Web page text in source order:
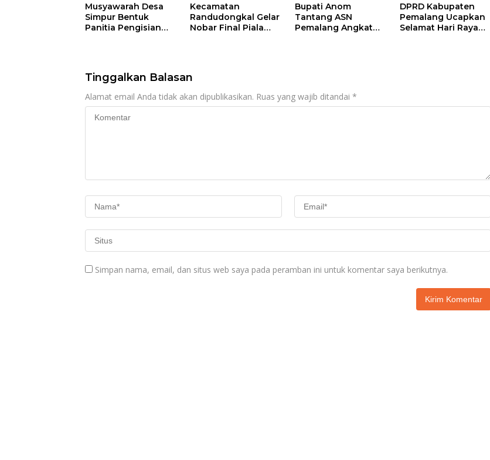
Musyawarah Desa
Simpur Bentuk
Panitia Pengisian
Kecamatan
Randudongkal Gelar
Nobar Final Piala
Bupati Anom
Tantang ASN
Pemalang Angkat
DPRD Kabupaten
Pemalang Ucapkan
Selamat Hari Raya
Tinggalkan Balasan
Alamat email Anda tidak akan dipublikasikan. Ruas yang wajib ditandai *
Simpan nama, email, dan situs web saya pada peramban ini untuk komentar saya berikutnya.